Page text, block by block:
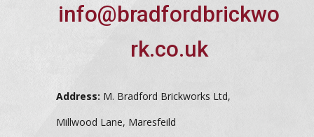
info@bradfordbrickwo
rk.co.uk
Address: M. Bradford Brickworks Ltd,
Millwood Lane, Maresfeild